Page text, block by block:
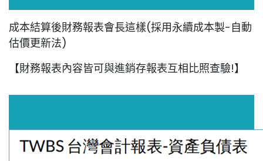
成本結算後財務報表會長這樣(採用永續成本製-自動
估價更新法)
【財務報表內容皆可與進銷存報表互相比照查驗!】